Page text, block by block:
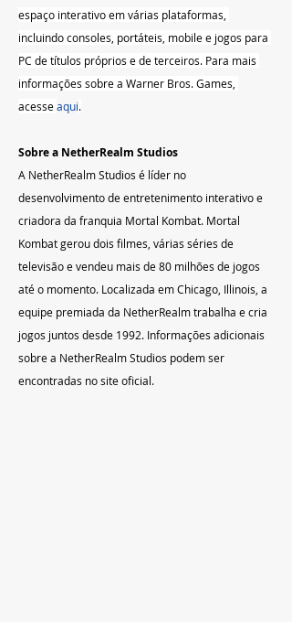
espaço interativo em várias plataformas,
incluindo consoles, portáteis, mobile e jogos para
PC de títulos próprios e de terceiros. Para mais
informações sobre a Warner Bros. Games,
acesse aqui.
Sobre a NetherRealm Studios
A NetherRealm Studios é líder no
desenvolvimento de entretenimento interativo e
criadora da franquia Mortal Kombat. Mortal
Kombat gerou dois filmes, várias séries de
televisão e vendeu mais de 80 milhões de jogos
até o momento. Localizada em Chicago, Illinois, a
equipe premiada da NetherRealm trabalha e cria
jogos juntos desde 1992. Informações adicionais
sobre a NetherRealm Studios podem ser
encontradas no site oficial.